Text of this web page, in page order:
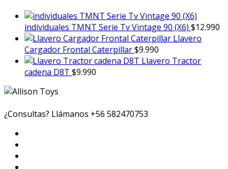
individuales TMNT Serie Tv Vintage 90 (X6) $12.990
Llavero
Cargador Frontal Caterpillar$9.990
Llavero Tractor
cadena D8T $9.990
¿Consultas? Llámanos +56 582470753